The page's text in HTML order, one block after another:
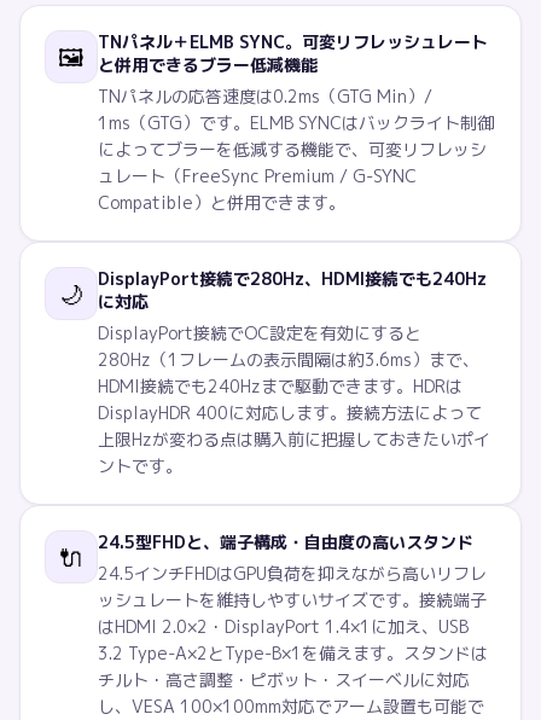
🖼️
TNパネル＋ELMB SYNC。可変リフレッシュレート
と併用できるブラー低減機能
TNパネルの応答速度は0.2ms（GTG Min）/
1ms（GTG）です。ELMB SYNCはバックライト制御
によってブラーを低減する機能で、可変リフレッシ
ュレート（FreeSync Premium / G-SYNC
Compatible）と併用できます。
🌙
DisplayPort接続で280Hz、HDMI接続でも240Hz
に対応
DisplayPort接続でOC設定を有効にすると
280Hz（1フレームの表示間隔は約3.6ms）まで、
HDMI接続でも240Hzまで駆動できます。HDRは
DisplayHDR 400に対応します。接続方法によって
上限Hzが変わる点は購入前に把握しておきたいポイ
ントです。
🔌
24.5型FHDと、端子構成・自由度の高いスタンド
24.5インチFHDはGPU負荷を抑えながら高いリフレ
ッシュレートを維持しやすいサイズです。接続端子
はHDMI 2.0×2・DisplayPort 1.4×1に加え、USB
3.2 Type-A×2とType-B×1を備えます。スタンドは
チルト・高さ調整・ピボット・スイーベルに対応
し、VESA 100×100mm対応でアーム設置も可能で